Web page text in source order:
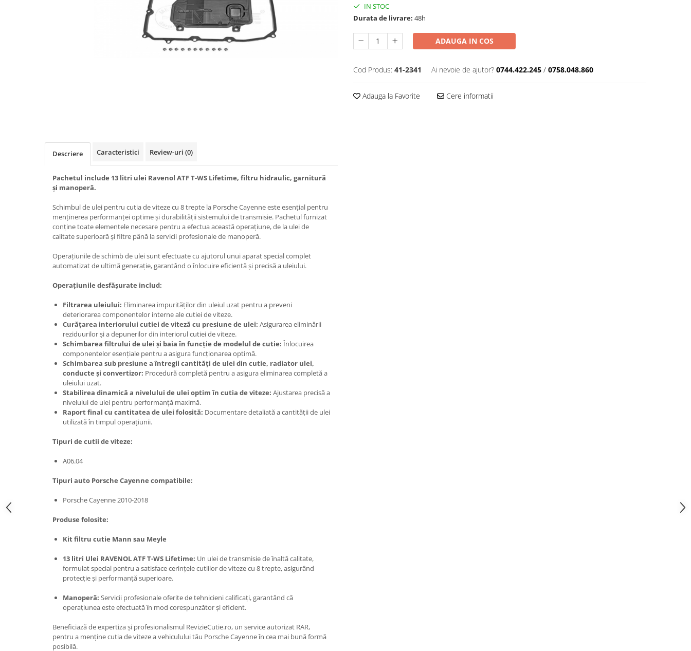
IN STOC
Durata de livrare: 48h
ADAUGA IN COS
Cod Produs: 41-2341 Ai nevoie de ajutor? 0744.422.245 / 0758.048.860
Adauga la Favorite Cere informatii
Descriere Caracteristici Review-uri (0)
Pachetul include 13 litri ulei Ravenol ATF T-WS Lifetime, filtru hidraulic, garnitură
și manoperă.
Schimbul de ulei pentru cutia de viteze cu 8 trepte la Porsche Cayenne este esențial pentru
menținerea performanței optime și durabilității sistemului de transmisie. Pachetul furnizat
conține toate elementele necesare pentru a efectua această operațiune, de la ulei de
calitate superioară și filtre până la servicii profesionale de manoperă.
Operațiunile de schimb de ulei sunt efectuate cu ajutorul unui aparat special complet
automatizat de ultimă generație, garantând o înlocuire eficientă și precisă a uleiului.
Operațiunile desfășurate includ:
Filtrarea uleiului: Eliminarea impurităților din uleiul uzat pentru a preveni
deteriorarea componentelor interne ale cutiei de viteze.
Curățarea interiorului cutiei de viteză cu presiune de ulei: Asigurarea eliminării
reziduurilor și a depunerilor din interiorul cutiei de viteze.
Schimbarea filtrului de ulei și baia în funcție de modelul de cutie: Înlocuirea
componentelor esențiale pentru a asigura funcționarea optimă.
Schimbarea sub presiune a întregii cantități de ulei din cutie, radiator ulei,
conducte și convertizor: Procedură completă pentru a asigura eliminarea completă a
uleiului uzat.
Stabilirea dinamică a nivelului de ulei optim în cutia de viteze: Ajustarea precisă a
nivelului de ulei pentru performanță maximă.
Raport final cu cantitatea de ulei folosită: Documentare detaliată a cantității de ulei
utilizată în timpul operațiunii.
Tipuri de cutii de viteze:
A06.04
Tipuri auto Porsche Cayenne compatibile:
Porsche Cayenne 2010-2018
Produse folosite:
Kit filtru cutie Mann sau Meyle
13 litri Ulei RAVENOL ATF T-WS Lifetime: Un ulei de transmisie de înaltă calitate,
formulat special pentru a satisface cerințele cutiilor de viteze cu 8 trepte, asigurând
protecție și performanță superioare.
Manoperă: Servicii profesionale oferite de tehnicieni calificați, garantând că
operațiunea este efectuată în mod corespunzător și eficient.
Beneficiază de expertiza și profesionalismul RevizieCutie.ro, un service autorizat RAR,
pentru a menține cutia de viteze a vehiculului tău Porsche Cayenne în cea mai bună formă
posibilă.